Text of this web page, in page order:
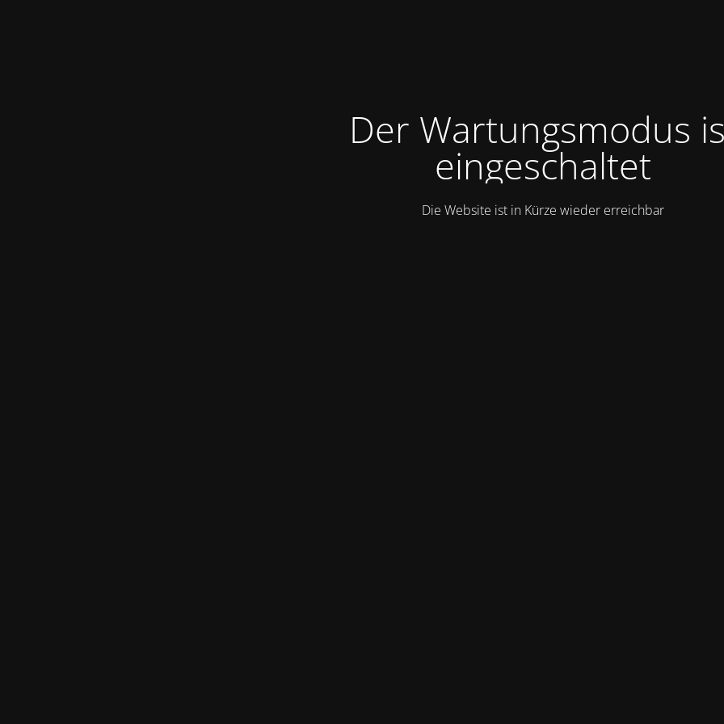
Der Wartungsmodus
eingeschaltet
Die Website ist in Kürze wieder erreichbar